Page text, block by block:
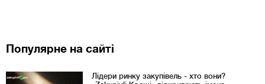
Популярне на сайті
Лідери ринку закупівель - хто вони?